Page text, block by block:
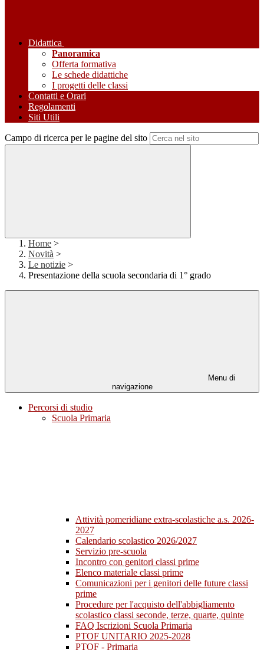
Didattica
Panoramica
Offerta formativa
Le schede didattiche
I progetti delle classi
Contatti e Orari
Regolamenti
Siti Utili
Campo di ricerca per le pagine del sito
Home >
Novità >
Le notizie >
Presentazione della scuola secondaria di 1° grado
Menu di
navigazione
Percorsi di studio
Scuola Primaria
Attività pomeridiane extra-scolastiche a.s. 2026-
2027
Calendario scolastico 2026/2027
Servizio pre-scuola
Incontro con genitori classi prime
Elenco materiale classi prime
Comunicazioni per i genitori delle future classi
prime
Procedure per l'acquisto dell'abbigliamento
scolastico classi seconde, terze, quarte, quinte
FAQ Iscrizioni Scuola Primaria
PTOF UNITARIO 2025-2028
PTOF - Primaria